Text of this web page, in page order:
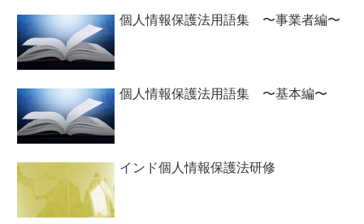
個人情報保護法用語集 〜事業者編〜
個人情報保護法用語集 〜基本編〜
インド個人情報保護法研修